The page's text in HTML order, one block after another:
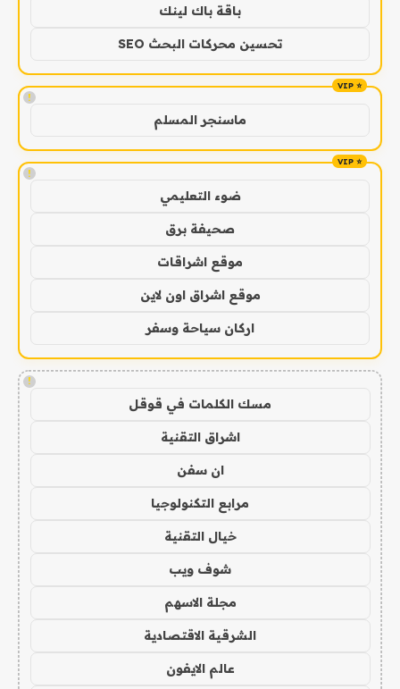
باقة باك لينك
تحسين محركات البحث SEO
!
ماسنجر المسلم
!
ضوء التعليمي
صحيفة برق
موقع اشراقات
موقع اشراق اون لاين
اركان سياحة وسفر
!
مسك الكلمات في قوقل
اشراق التقنية
ان سفن
مرابع التكنولوجيا
خيال التقنية
شوف ويب
مجلة الاسهم
الشرقية الاقتصادية
عالم الايفون